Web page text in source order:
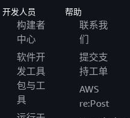
开发人员
构建者
中心
软件开
发工具
包与工
具
帮助
联系我
们
提交支
持工单
AWS
re:Post